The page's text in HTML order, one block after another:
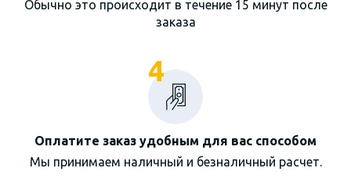
Обычно это происходит в течение 15 минут после
заказа
4
Оплатите заказ удобным для вас способом
Мы принимаем наличный и безналичный расчет.